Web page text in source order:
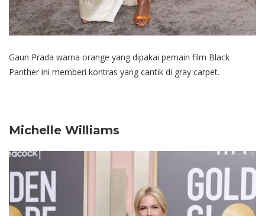
Gaun Prada warna orange yang dipakai pemain film Black
Panther ini memberi kontras yang cantik di gray carpet.
Michelle Williams